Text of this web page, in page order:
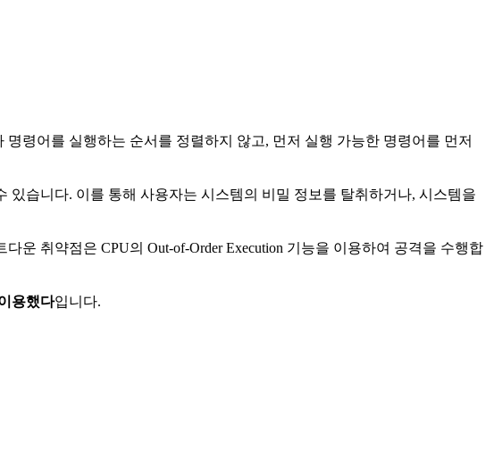
명령어를 실행하는 순서를 정렬하지 않고, 먼저 실행 가능한 명령어를 먼저
있습니다. 이를 통해 사용자는 시스템의 비밀 정보를 탈취하거나, 시스템을
운 취약점은 CPU의 Out-of-Order Execution 기능을 이용하여 공격을 수행합
용했다입니다.